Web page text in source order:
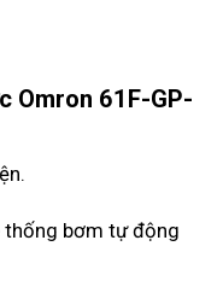
Omron 61F-GP-
bơm tự động